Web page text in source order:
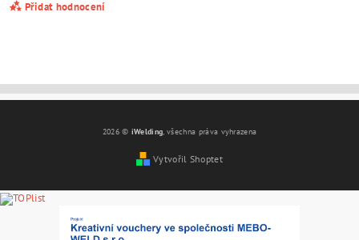
Přidat hodnocení
2026 © iWelding, všechna práva vyhrazena
Vytvořil Shoptet